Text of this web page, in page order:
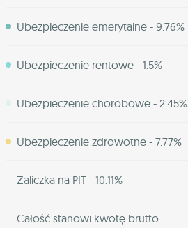
Ubezpieczenie emerytalne - 9.76%
Ubezpieczenie rentowe - 1.5%
Ubezpieczenie chorobowe - 2.45%
Ubezpieczenie zdrowotne - 7.77%
Zaliczka na PIT - 10.11%
Całość stanowi kwotę brutto